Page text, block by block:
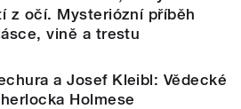
z očí. Mysteriózní příběh
vině a trestu
a Josef Kleibl: Vědecké
Holmese